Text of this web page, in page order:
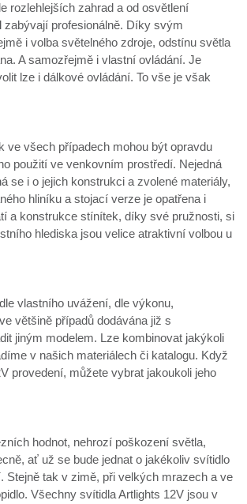
rozlehlejších zahrad a od osvětlení
profesionálně. Díky svým
i volba světelného zdroje, odstínu světla
A samozřejmě i vlastní ovládání. Je
lze i dálkové ovládání. To vše je však
ve všech případech mohou být opravdu
použití ve venkovním prostředí. Nejedná
se i o jejich konstrukci a zvolené materiály,
hliníku a stojací verze je opatřena i
a konstrukce stínítek, díky své pružnosti, si
hlediska jsou velice atraktivní volbou u
vlastního uvážení, dle výkonu,
většině případů dodávána již s
jiným modelem. Lze kombinovat jakýkoli
v našich materiálech či katalogu. Když
provedení, můžete vybrat jakoukoli jeho
hodnot, nehrozí poškození světla,
ať už se bude jednat o jakékoliv svítidlo
Stejně tak v zimě, při velkých mrazech a ve
Všechny svítidla Artlights 12V jsou v